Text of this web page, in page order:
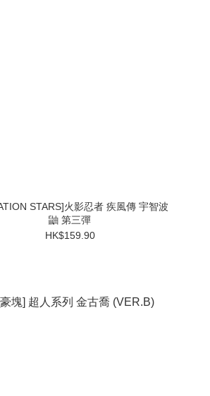
STARS]火影忍者 疾風傳 宇智波
鼬 第三彈
HK$159.90